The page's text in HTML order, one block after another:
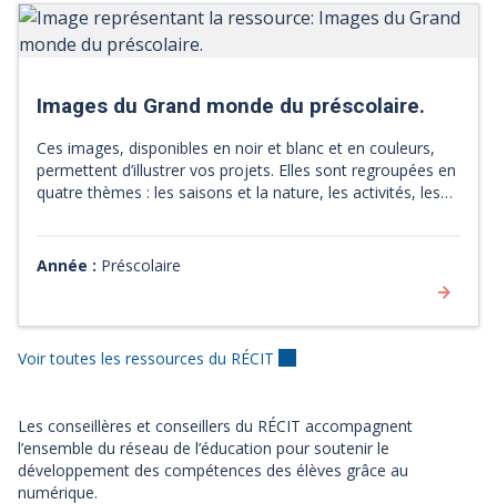
Images du Grand monde du préscolaire.
Ces images, disponibles en noir et blanc et en couleurs,
permettent d’illustrer vos projets. Elles sont regroupées en
quatre thèmes : les saisons et la nature, les activités, les
ou dans le cadre d’activités éducatives sans but lucratif.
Les images sont mises à la disposition du milieu éducatif
selon les termes de la Licence CC BY-NC-SA 4.0 : en aucun
cas, elles ne peuvent être vendues ni intégrées à une offre
ou à un abonnement payant, et elles ne peuvent pas être
modifiées.
Année : Préscolaire
Voir toutes les ressources du RÉCIT
Les conseillères et conseillers du RÉCIT accompagnent
l’ensemble du réseau de l’éducation pour soutenir le
développement des compétences des élèves grâce au
numérique.